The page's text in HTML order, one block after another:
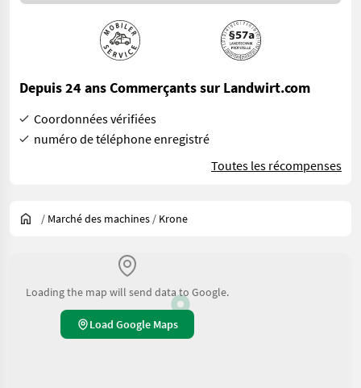
Depuis 24 ans Commerçants sur Landwirt.com
Coordonnées vérifiées
numéro de téléphone enregistré
Toutes les récompenses
/ Marché des machines / Krone
Loading the map will send data to Google.
Load Google Maps